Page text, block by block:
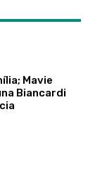
Mavie
Biancardi